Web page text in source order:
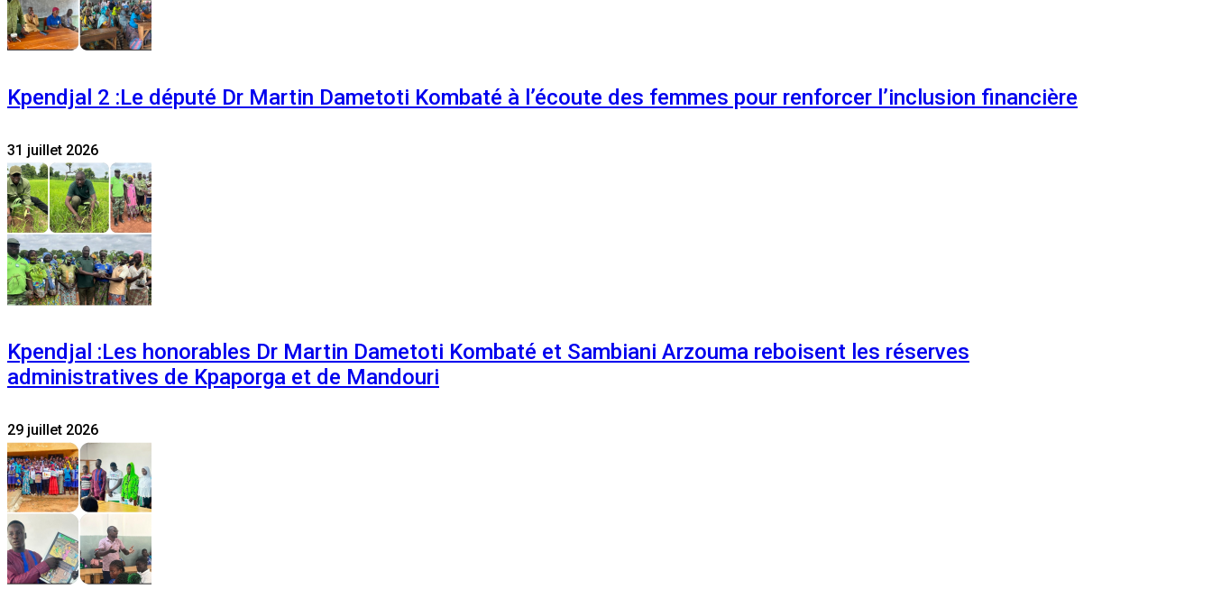
Kpendjal 2 :Le député Dr Martin Dametoti Kombaté à l’écoute des femmes pour renforcer l’inclusion financière
31 juillet 2026
Kpendjal :Les honorables Dr Martin Dametoti Kombaté et Sambiani Arzouma reboisent les réserves
administratives de Kpaporga et de Mandouri
29 juillet 2026